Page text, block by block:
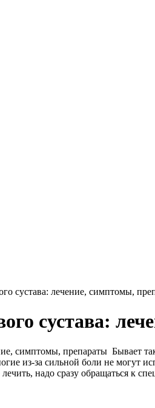
сустава: лечение, симптомы,
сустава:
Бывает
из-за сильной боли не могут
надо сразу обращаться к